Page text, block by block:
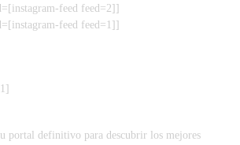
feed feed=2]]
feed feed=1]]
portal definitivo para descubrir los mejores